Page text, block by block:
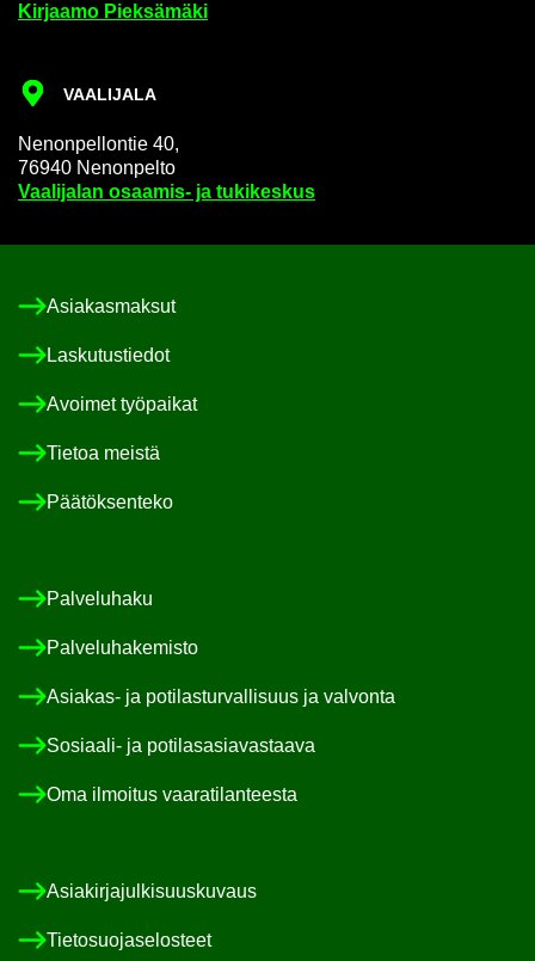
Kir­jaa­mo Piek­sä­mä­ki
VAA­LI­JA­LA
Ne­non­pel­lon­tie 40,
76940 Ne­non­pel­to
Vaa­li­ja­lan osaamis-​ ja tu­ki­kes­kus
Asia­kas­mak­sut
Las­ku­tus­tie­dot
Avoi­met työ­pai­kat
Tie­toa meis­tä
Pää­tök­sen­te­ko
Pal­ve­lu­ha­ku
Pal­ve­lu­ha­ke­mis­to
Asiakas-​ ja po­ti­las­tur­val­li­suus ja val­von­ta
Sosiaali-​ ja po­ti­las­asia­vas­taa­va
Oma il­moi­tus vaa­ra­ti­lan­tees­ta
Asia­kir­ja­jul­ki­suus­ku­vaus
Tie­to­suo­ja­se­los­teet